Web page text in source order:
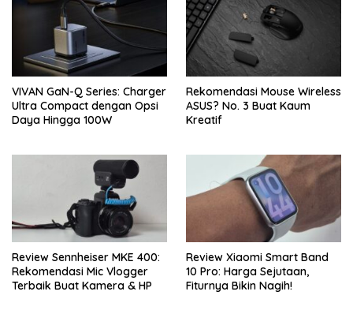
VIVAN GaN-Q Series: Charger
Ultra Compact dengan Opsi
Daya Hingga 100W
Rekomendasi Mouse Wireless
ASUS? No. 3 Buat Kaum
Kreatif
Review Sennheiser MKE 400:
Rekomendasi Mic Vlogger
Terbaik Buat Kamera & HP
Review Xiaomi Smart Band
10 Pro: Harga Sejutaan,
Fiturnya Bikin Nagih!